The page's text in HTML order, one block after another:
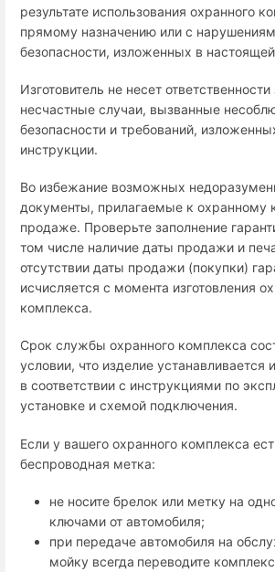
результате использования охранного
прямому назначению или с
безопасности, изложенных в
Изготовитель не несет
несчастные случаи, вызванные
безопасности и требований,
инструкции.
Во избежание возможных
документы, прилагаемые к охранному
продаже. Проверьте заполнение
том числе наличие даты продажи и
отсутствии даты продажи (покупки)
исчисляется с момента изготовления
комплекса.
Срок службы охранного комплекса
условии, что изделие устанавливается
в соответствии с инструкциями по
установке и схемой подключения.
Если у вашего охранного комплекса
беспроводная метка:
не носите брелок или метку на
ключами от автомобиля;
при передаче автомобиля на
мойку всегда переводите